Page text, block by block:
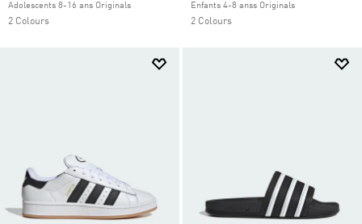
Adolescents 8-16 ans Originals
2 Colours
Enfants 4-8 anss Originals
2 Colours